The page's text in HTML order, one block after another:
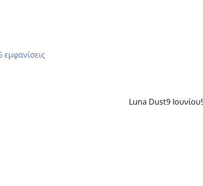
εμφανίσεις
Luna Dust9 Ιουνίου